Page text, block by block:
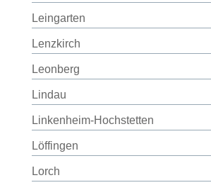
Leingarten
Lenzkirch
Leonberg
Lindau
Linkenheim-Hochstetten
Löffingen
Lorch